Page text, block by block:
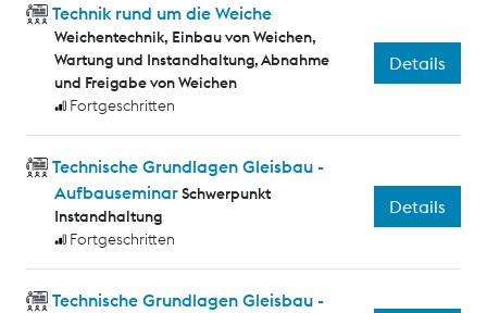
Technik rund um die Weiche
Weichentechnik, Einbau von Weichen,
Wartung und Instandhaltung, Abnahme
und Freigabe von Weichen
Fortgeschritten
Details
Technische Grundlagen Gleisbau -
AufbauseminarSchwerpunkt
Instandhaltung
Fortgeschritten
Details
Technische Grundlagen Gleisbau -